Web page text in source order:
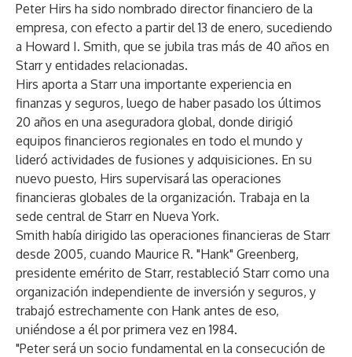
Peter Hirs ha sido nombrado director financiero de la
empresa, con efecto a partir del 13 de enero, sucediendo
a Howard I. Smith, que se jubila tras más de 40 años en
Starr y entidades relacionadas.
Hirs aporta a Starr una importante experiencia en
finanzas y seguros, luego de haber pasado los últimos
20 años en una aseguradora global, donde dirigió
equipos financieros regionales en todo el mundo y
lideró actividades de fusiones y adquisiciones. En su
nuevo puesto, Hirs supervisará las operaciones
financieras globales de la organización. Trabaja en la
sede central de Starr en Nueva York.
Smith había dirigido las operaciones financieras de Starr
desde 2005, cuando Maurice R. "Hank" Greenberg,
presidente emérito de Starr, restableció Starr como una
organización independiente de inversión y seguros, y
trabajó estrechamente con Hank antes de eso,
uniéndose a él por primera vez en 1984.
"Peter será un socio fundamental en la consecución de